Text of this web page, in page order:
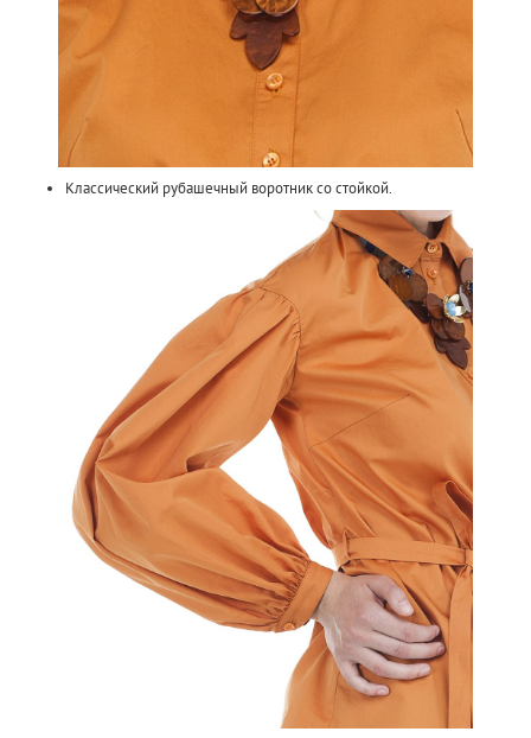
Классический рубашечный воротник со стойкой.